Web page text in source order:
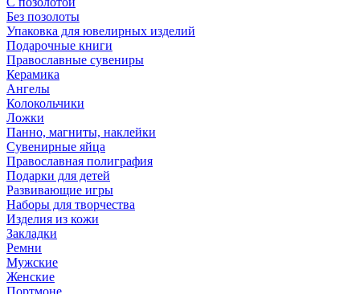
Без позолоты
Упаковка для ювелирных изделий
Подарочные книги
Православные сувениры
Керамика
Ангелы
Колокольчики
Ложки
Панно, магниты, наклейки
Сувенирные яйца
Православная полиграфия
Подарки для детей
Развивающие игры
Наборы для творчества
Изделия из кожи
Закладки
Ремни
Мужские
Женские
Портмоне